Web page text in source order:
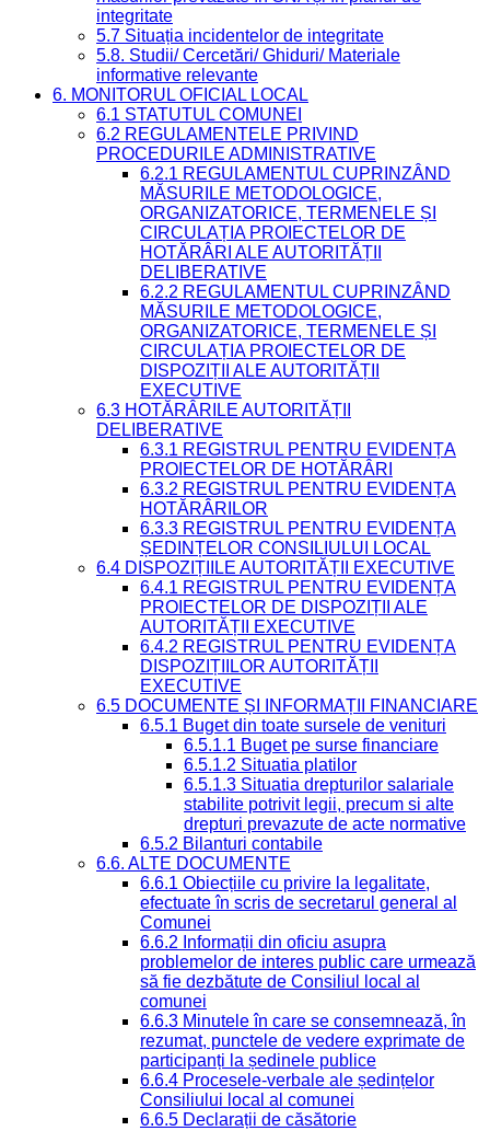
integritate
5.7 Situația incidentelor de integritate
5.8. Studii/ Cercetări/ Ghiduri/ Materiale
informative relevante
6. MONITORUL OFICIAL LOCAL
6.1 STATUTUL COMUNEI
6.2 REGULAMENTELE PRIVIND
PROCEDURILE ADMINISTRATIVE
6.2.1 REGULAMENTUL CUPRINZÂND
MĂSURILE METODOLOGICE,
ORGANIZATORICE, TERMENELE ȘI
CIRCULAȚIA PROIECTELOR DE
HOTĂRÂRI ALE AUTORITĂȚII
DELIBERATIVE
6.2.2 REGULAMENTUL CUPRINZÂND
MĂSURILE METODOLOGICE,
ORGANIZATORICE, TERMENELE ȘI
CIRCULAȚIA PROIECTELOR DE
DISPOZIȚII ALE AUTORITĂȚII
EXECUTIVE
6.3 HOTĂRÂRILE AUTORITĂȚII
DELIBERATIVE
6.3.1 REGISTRUL PENTRU EVIDENȚA
PROIECTELOR DE HOTĂRÂRI
6.3.2 REGISTRUL PENTRU EVIDENȚA
HOTĂRÂRILOR
6.3.3 REGISTRUL PENTRU EVIDENȚA
ȘEDINȚELOR CONSILIULUI LOCAL
6.4 DISPOZIȚIILE AUTORITĂȚII EXECUTIVE
6.4.1 REGISTRUL PENTRU EVIDENȚA
PROIECTELOR DE DISPOZIȚII ALE
AUTORITĂȚII EXECUTIVE
6.4.2 REGISTRUL PENTRU EVIDENȚA
DISPOZIȚIILOR AUTORITĂȚII
EXECUTIVE
6.5 DOCUMENTE ȘI INFORMAȚII FINANCIARE
6.5.1 Buget din toate sursele de venituri
6.5.1.1 Buget pe surse financiare
6.5.1.2 Situatia platilor
6.5.1.3 Situatia drepturilor salariale
stabilite potrivit legii, precum si alte
drepturi prevazute de acte normative
6.5.2 Bilanturi contabile
6.6. ALTE DOCUMENTE
6.6.1 Obiecțiile cu privire la legalitate,
efectuate în scris de secretarul general al
Comunei
6.6.2 Informații din oficiu asupra
problemelor de interes public care urmează
să fie dezbătute de Consiliul local al
comunei
6.6.3 Minutele în care se consemnează, în
rezumat, punctele de vedere exprimate de
participanți la ședinele publice
6.6.4 Procesele-verbale ale ședințelor
Consiliului local al comunei
6.6.5 Declarații de căsătorie